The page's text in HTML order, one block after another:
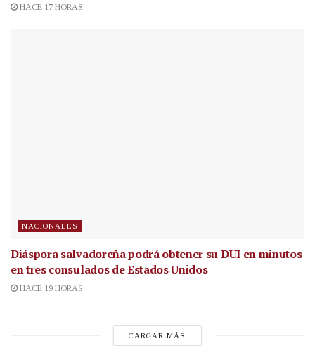
HACE 17 HORAS
NACIONALES
Diáspora salvadoreña podrá obtener su DUI en minutos
en tres consulados de Estados Unidos
HACE 19 HORAS
CARGAR MÁS